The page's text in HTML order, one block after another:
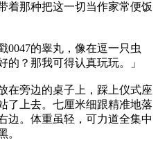
着那种把这一切当作家常便饭
0047的睾丸，像在逗一只虫
的？那我可得认真玩玩。」
在旁边的桌子上，踩上仪式座
了上去。七厘米细跟精准地落
边。体重虽轻，可力道全集中
。